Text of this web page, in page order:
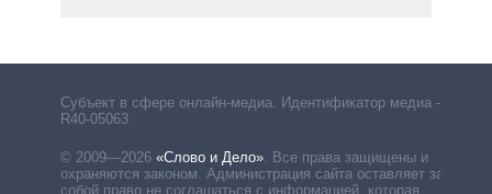
Субъект в сфере онлайн-медиа. Идентификатор медиа –
R40-05063
© 2009—2026 «Слово и Дело» Все права защищены и
охраняются законом. Администрация сайта оставляет за
собой право не соглашаться с информацией, которая